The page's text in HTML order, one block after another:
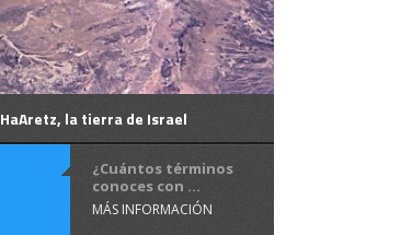
HaAretz, la tierra de Israel
¿Cuántos términos
conoces con ...
MÁS INFORMACIÓN